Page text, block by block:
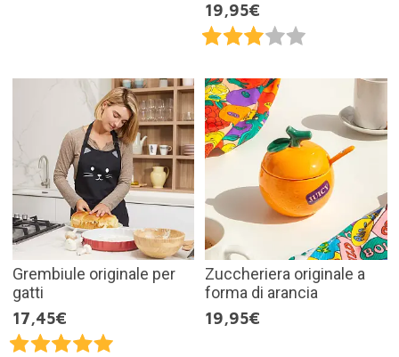
19,95€
Grembiule originale per
gatti
17,45€
Zuccheriera originale a
forma di arancia
19,95€